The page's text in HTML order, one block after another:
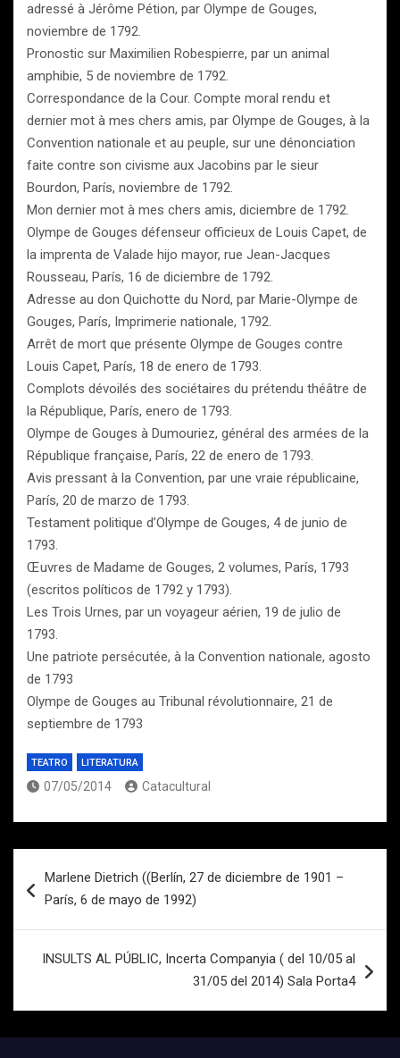
adressé à Jérôme Pétion, par Olympe de Gouges,
noviembre de 1792.
Pronostic sur Maximilien Robespierre, par un animal
amphibie, 5 de noviembre de 1792.
Correspondance de la Cour. Compte moral rendu et
dernier mot à mes chers amis, par Olympe de Gouges, à la
Convention nationale et au peuple, sur une dénonciation
faite contre son civisme aux Jacobins par le sieur
Bourdon, París, noviembre de 1792.
Mon dernier mot à mes chers amis, diciembre de 1792.
Olympe de Gouges défenseur officieux de Louis Capet, de
la imprenta de Valade hijo mayor, rue Jean-Jacques
Rousseau, París, 16 de diciembre de 1792.
Adresse au don Quichotte du Nord, par Marie-Olympe de
Gouges, París, Imprimerie nationale, 1792.
Arrêt de mort que présente Olympe de Gouges contre
Louis Capet, París, 18 de enero de 1793.
Complots dévoilés des sociétaires du prétendu théâtre de
la République, París, enero de 1793.
Olympe de Gouges à Dumouriez, général des armées de la
République française, París, 22 de enero de 1793.
Avis pressant à la Convention, par une vraie républicaine,
París, 20 de marzo de 1793.
Testament politique d’Olympe de Gouges, 4 de junio de
1793.
Œuvres de Madame de Gouges, 2 volumes, París, 1793
(escritos políticos de 1792 y 1793).
Les Trois Urnes, par un voyageur aérien, 19 de julio de
1793.
Une patriote persécutée, à la Convention nationale, agosto
de 1793
Olympe de Gouges au Tribunal révolutionnaire, 21 de
septiembre de 1793
TEATRO LITERATURA
07/05/2014 Catacultural
de
Marlene Dietrich ((Berlín, 27 de diciembre de 1901 –
París, 6 de mayo de 1992)
INSULTS AL PÚBLIC, Incerta Companyia ( del 10/05 al
31/05 del 2014) Sala Porta4